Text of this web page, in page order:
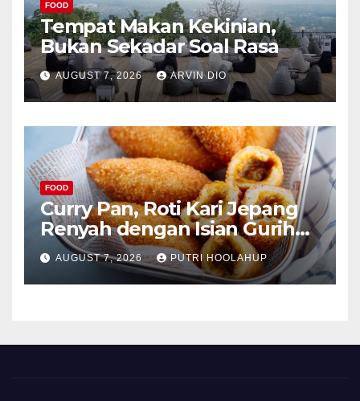
FOOD
Tempat Makan Kekinian,
Bukan Sekadar Soal Rasa
AUGUST 7, 2026 ARVIN DIO
FOOD
Curry Pan, Roti Kari Jepang
Renyah dengan Isian Gurih
Menggoda
AUGUST 7, 2026 PUTRI HOOLAHUP